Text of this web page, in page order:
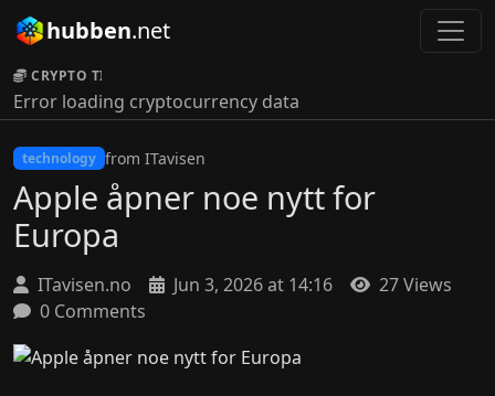
hubben.net
CRYPTO TICKER:
Error loading cryptocurrency data
technology from ITavisen
Apple åpner noe nytt for
Europa
ITavisen.no Jun 3, 2026 at 14:16
27 Views
0 Comments